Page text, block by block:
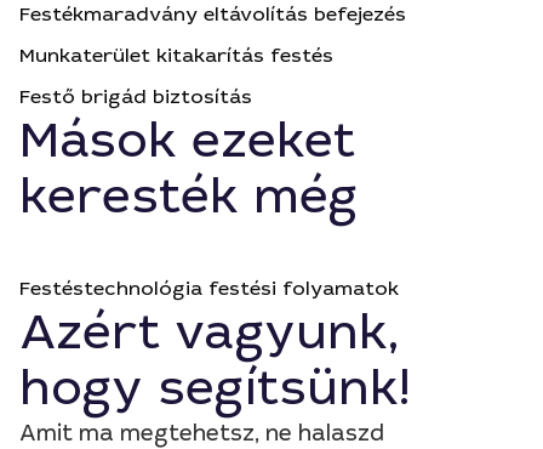
Festékmaradvány eltávolítás befejezés
Munkaterület kitakarítás festés
Festő brigád biztosítás
Mások ezeket
keresték még
Festéstechnológia festési folyamatok
Azért vagyunk,
hogy segítsünk!
Amit ma megtehetsz, ne halaszd